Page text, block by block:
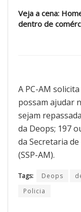
Veja a cena:
dentro de
A PC-AM
possam ajudar
sejam
da Deops; 197
da Secretaria
(SSP-AM).
Tags: Deops
Policia